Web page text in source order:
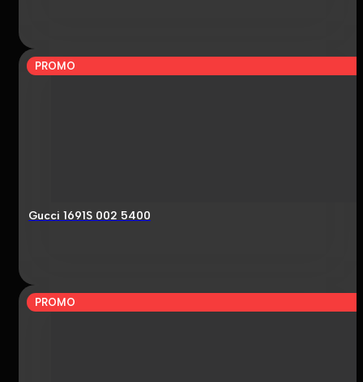
PROMO
Gucci 1691S 002 5400
PROMO